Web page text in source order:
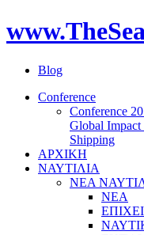
Blog
Conference
Conference
Global Impact
Shipping
ΑΡΧΙΚΗ
ΝΑΥΤΙΛΙΑ
ΝΕΑ
ΝΕΑ